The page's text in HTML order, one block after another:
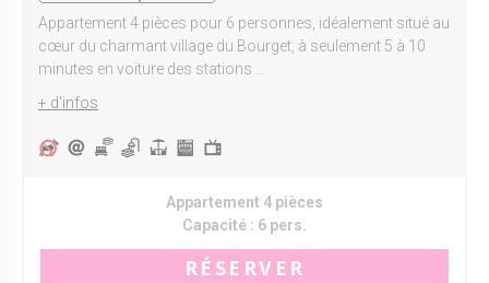
Appartement 4 pièces pour 6 personnes, idéalement situé au
cœur du charmant village du Bourget, à seulement 5 à 10
minutes en voiture des stations ...
+ d'infos
Appartement 4 pièces
Capacité : 6 pers.
RÉSERVER